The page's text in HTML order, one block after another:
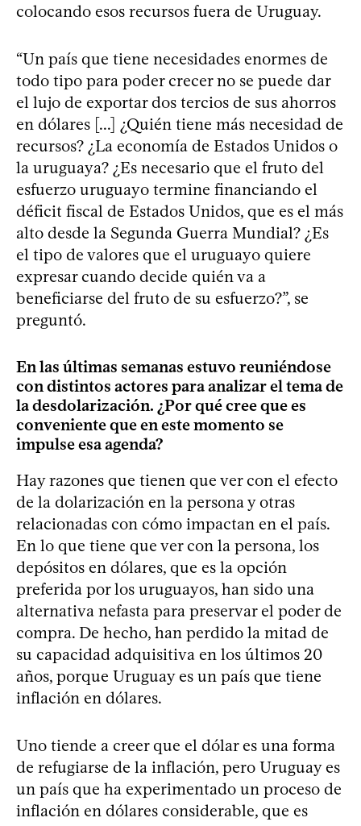
colocando esos recursos fuera de Uruguay.
“Un país que tiene necesidades enormes de
todo tipo para poder crecer no se puede dar
el lujo de exportar dos tercios de sus ahorros
en dólares [...] ¿Quién tiene más necesidad de
recursos? ¿La economía de Estados Unidos o
la uruguaya? ¿Es necesario que el fruto del
esfuerzo uruguayo termine financiando el
déficit fiscal de Estados Unidos, que es el más
alto desde la Segunda Guerra Mundial? ¿Es
el tipo de valores que el uruguayo quiere
expresar cuando decide quién va a
beneficiarse del fruto de su esfuerzo?”, se
preguntó.
En las últimas semanas estuvo reuniéndose
con distintos actores para analizar el tema de
la desdolarización. ¿Por qué cree que es
conveniente que en este momento se
impulse esa agenda?
Hay razones que tienen que ver con el efecto
de la dolarización en la persona y otras
relacionadas con cómo impactan en el país.
En lo que tiene que ver con la persona, los
depósitos en dólares, que es la opción
preferida por los uruguayos, han sido una
alternativa nefasta para preservar el poder de
compra. De hecho, han perdido la mitad de
su capacidad adquisitiva en los últimos 20
años, porque Uruguay es un país que tiene
inflación en dólares.
Uno tiende a creer que el dólar es una forma
de refugiarse de la inflación, pero Uruguay es
un país que ha experimentado un proceso de
inflación en dólares considerable, que es